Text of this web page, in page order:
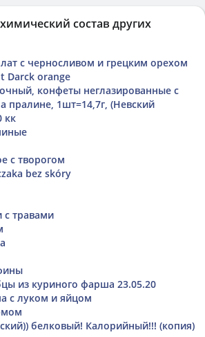
состав других
с черносливом и грецким орехом
Darck orange
конфеты неглазированные с
пралине, 1шт=14,7г, (Невский
кк
с творогом
bez skóry
с травами
из куриного фарша 23.05.20
с луком и яйцом
белковый! Калорийный!!! (копия)